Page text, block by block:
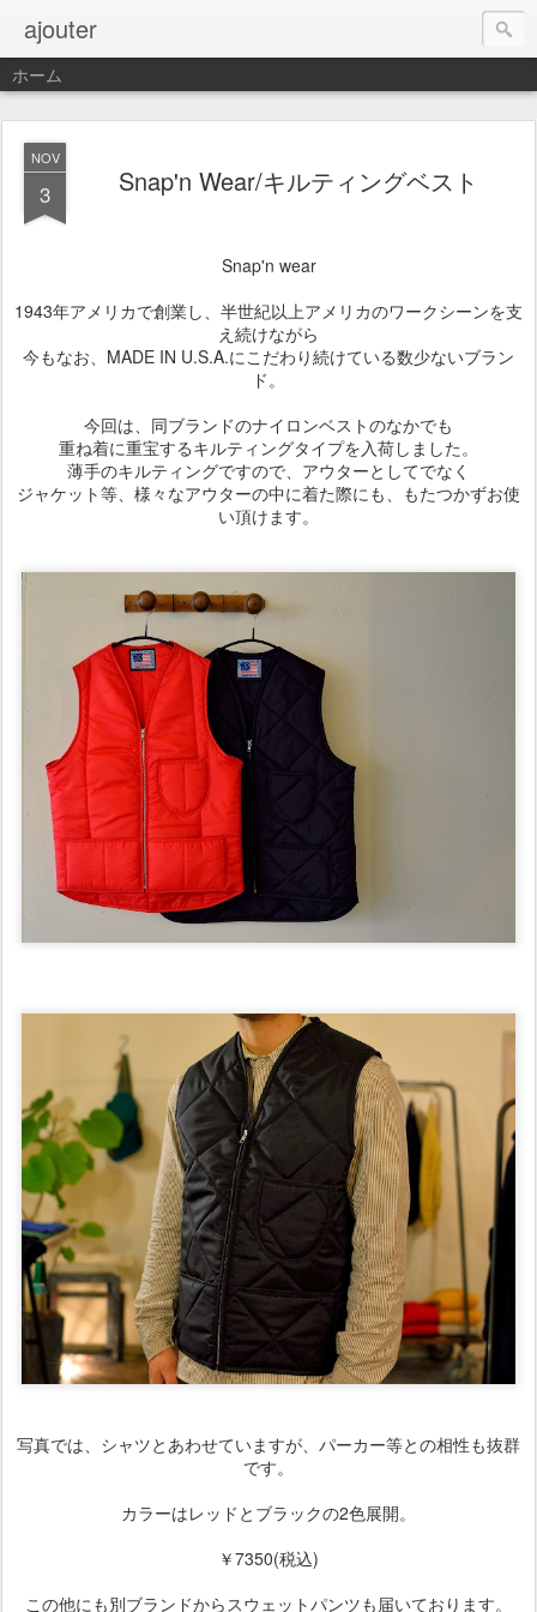
ajouter
ホーム
NOV
3 Snap'n Wear/キルティングベスト
Snap'n wear
1943年アメリカで創業し、半世紀以上アメリカのワークシーンを支
え続けながら
今もなお、MADE IN U.S.A.にこだわり続けている数少ないブラン
ド。
今回は、同ブランドのナイロンベストのなかでも
重ね着に重宝するキルティングタイプを入荷しました。
薄手のキルティングですので、アウターとしてでなく
ジャケット等、様々なアウターの中に着た際にも、もたつかずお使
い頂けます。
写真では、シャツとあわせていますが、パーカー等との相性も抜群
です。
カラーはレッドとブラックの2色展開。
￥7350(税込)
この他にも別ブランドからスウェットパンツも届いております。